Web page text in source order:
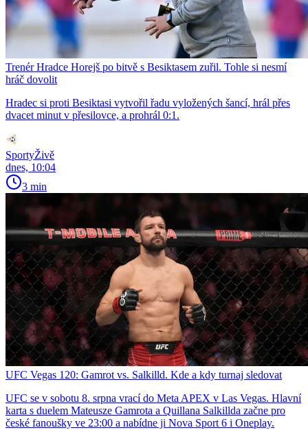
Trenér Hradce Horejš po bitvě s Besiktasem zuřil. Tohle si nesmí
hráč dovolit
Hradec si proti Besiktasi vytvořil řadu vyložených šancí, hrál přes
dvacet minut v přesilovce, a prohrál 0:1.
SportyŽivě
dnes, 10:04
3 min
UFC Vegas 120: Gamrot vs. Salkilld. Kde a kdy turnaj sledovat
UFC se v sobotu 8. srpna vrací do Meta APEX v Las Vegas. Hlavní
karta s duelem Mateusze Gamrota a Quillana Salkillda začne pro
české fanoušky ve 23:00 a nabídne ji Nova Sport 6 i Oneplay.